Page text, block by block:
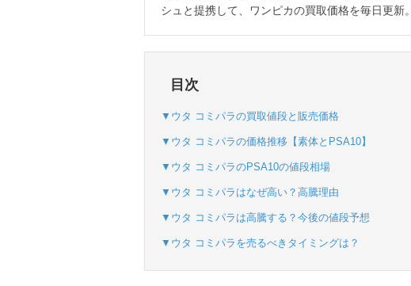
シュと提携して、ワンピカの買取価格を毎日更新。
目次
▼ウタ コミパラの買取値段と販売価格
▼ウタ コミパラの価格推移【素体とPSA10】
▼ウタ コミパラのPSA10の値段相場
▼ウタ コミパラはなぜ高い？高騰理由
▼ウタ コミパラは高騰する？今後の値段予想
▼ウタ コミパラを売るべきタイミングは？